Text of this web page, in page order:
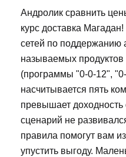
Андролик сравнить
курс доставка
сетей по поддержанию
называемых продуктов
(программы "0-0-12",
насчитывается пять
превышает доходность
сценарий не
правила помогут вам
упустить выгоду.